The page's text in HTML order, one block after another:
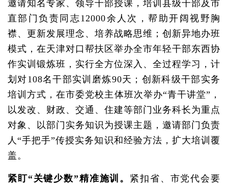
邀请知名专家、领导干部授课，培训县级干部及市
直部门负责同志12000余人次，帮助开阔视野胸
襟、更新发展理念、培养战略思维；创新异地办班
模式，在天津对口帮扶区举办全市年轻干部东西协
作实训锻炼班，实行全方位深入、全过程学习，计
划对108名干部实训磨炼90天；创新科级干部实务
培训方式，在市委党校主体班次举办“青干讲堂”，
以发改、财政、交通、住建等部门业务科长为重点
对象、以部门实务知识为授课主题，邀请部门负责
人“手把手”传授实务知识和经验方法，扩大培训覆
盖。
紧盯“关键少数”精准施训。 紧扣省、市党代会要